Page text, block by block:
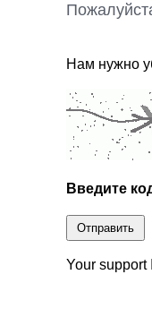
Нам нужно
Введите
Отправить
Your